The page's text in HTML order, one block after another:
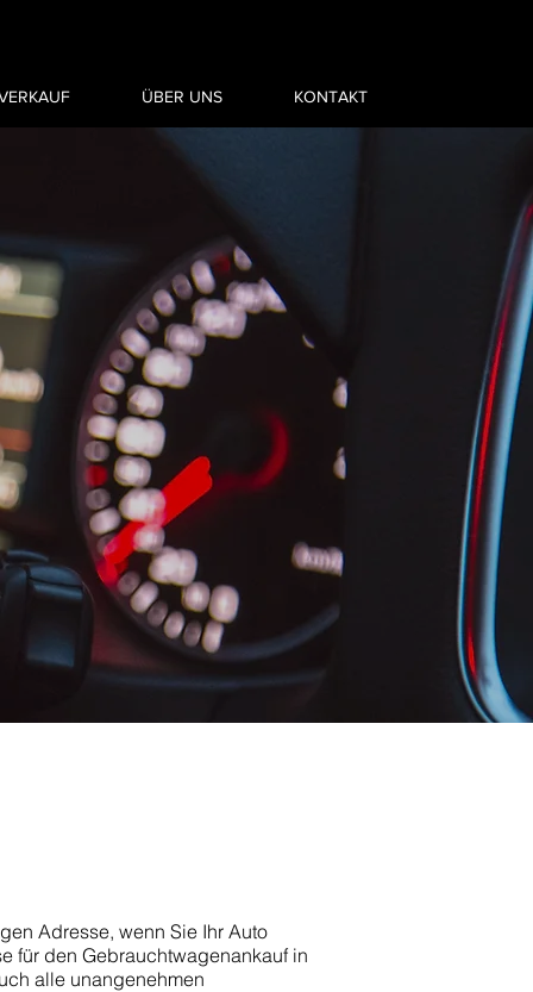
ÜBER UNS KONTAKT
Adresse, wenn Sie Ihr Auto
für den Gebrauchtwagenankauf in
alle unangenehmen